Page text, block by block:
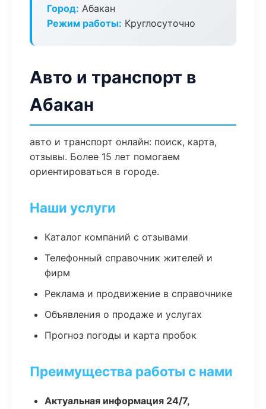
Город: Абакан
Режим работы: Круглосуточно
Авто и транспорт в
Абакан
авто и транспорт онлайн: поиск, карта,
отзывы. Более 15 лет помогаем
ориентироваться в городе.
Наши услуги
Каталог компаний с отзывами
Телефонный справочник жителей и
фирм
Реклама и продвижение в справочнике
Объявления о продаже и услугах
Прогноз погоды и карта пробок
Преимущества работы с нами
Актуальная информация 24/7,